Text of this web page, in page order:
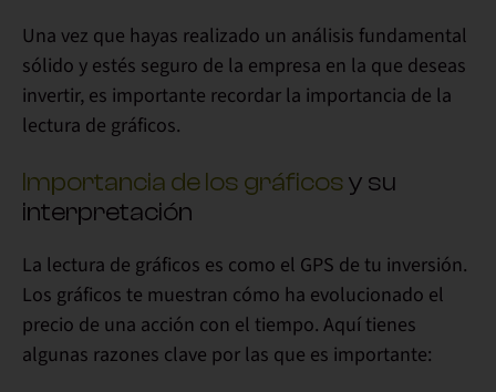
Una vez que hayas realizado un análisis fundamental
sólido y estés seguro de la empresa en la que deseas
invertir, es importante recordar la importancia de la
lectura de gráficos.
Importancia de los gráficosy su
interpretación
La lectura de gráficos es como el GPS de tu inversión.
Los gráficos te muestran cómo ha evolucionado el
precio de una acción con el tiempo. Aquí tienes
algunas razones clave por las que es importante: